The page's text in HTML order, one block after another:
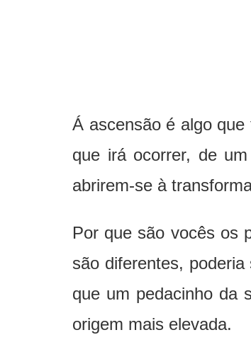
Á ascensão é algo
que irá ocorrer, de
abrirem-se à
Por que são vocês os
são diferentes,
que um pedacinho da
origem mais elevada.